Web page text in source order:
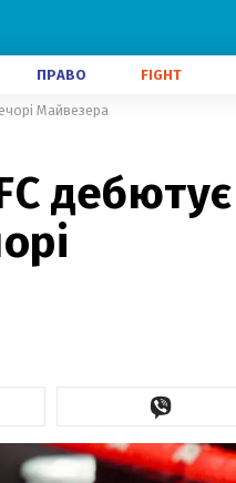
ПРАВО FIGHT
Майвезера
дебютує